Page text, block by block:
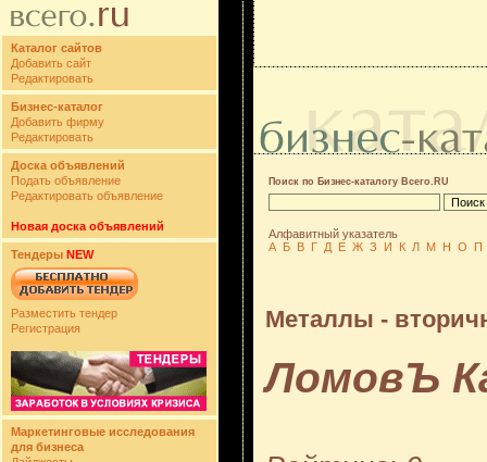
Каталог сайтов
Добавить сайт
Редактировать
Бизнес-каталог
Добавить фирму
Редактировать
Доска объявлений
Подать объявление
Редактировать объявление
Новая доска объявлений
Тендеры NEW
Разместить тендер
Регистрация
Маркетинговые исследования
для бизнеса
Поиск по Бизнес-каталогу Всего.RU
Алфавитный указатель
А Б В Г Д Е Ж З И К Л М Н О П
Металлы -
ЛомовЪ